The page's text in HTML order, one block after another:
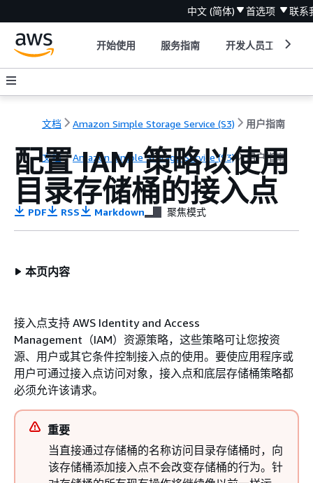
中文 (简体) 首选项 联系
开始使用 服务指南 开发人员工具
文档 Amazon Simple Storage Service (S3) 用户指南
文档 Amazon Simple Storage Service (S3) 用户指南
配置 IAM 策略以使用
目录存储桶的接入点
PDF RSS Markdown 聚焦模式
本页内容
接入点支持 AWS Identity and Access
Management（IAM）资源策略，这些策略可让您按资
源、用户或其它条件控制接入点的使用。要使应用程序或
用户可通过接入点访问对象，接入点和底层存储桶策略都
必须允许该请求。
重要
当直接通过存储桶的名称访问目录存储桶时，向
该存储桶添加接入点不会改变存储桶的行为。针